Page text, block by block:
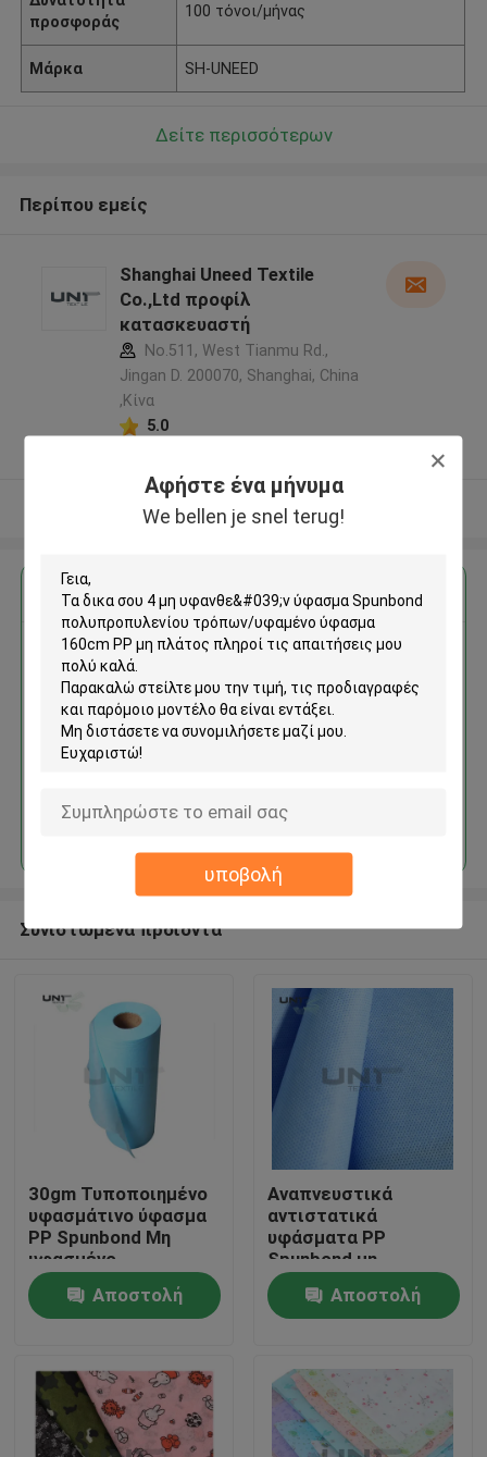
Αφήστε ένα μήνυμα
We bellen je snel terug!
υποβολή
Σπίτι
Προϊόντα
Σχετικά με εμάς
προσφοράς
100 τόνοι/μήνας
Μάρκα SH-UNEED
Δείτε περισσότερων
Περίπου εμείς
Shanghai Uneed Textile
Co.,Ltd προφίλ
κατασκευαστή
No.511, West Tianmu Rd.,
Jingan D. 200070, Shanghai, China
,Κίνα
5.0
Δείτε περισσότερων
Αποκτήστε την καλύτερη τιμή για
4 μη υφανθε'ν ύφασμα
Spunbond πολυπροπυλενίου
τρόπων/υφαμένο ύφασμα
160cm PP μη πλάτος
Να συνεχίσει
Συνιστώμενα προϊόντα
30gm Τυποποιημένο
υφασμάτινο ύφασμα
PP Spunbond Μη
υφασμένο
υφασμάτινο
Αποστολή
Αναπνευστικά
αντιστατικά
υφάσματα PP
Spunbond μη
υφασμένα για υγιεινή
ιατρική λειτουργία
Αποστολή